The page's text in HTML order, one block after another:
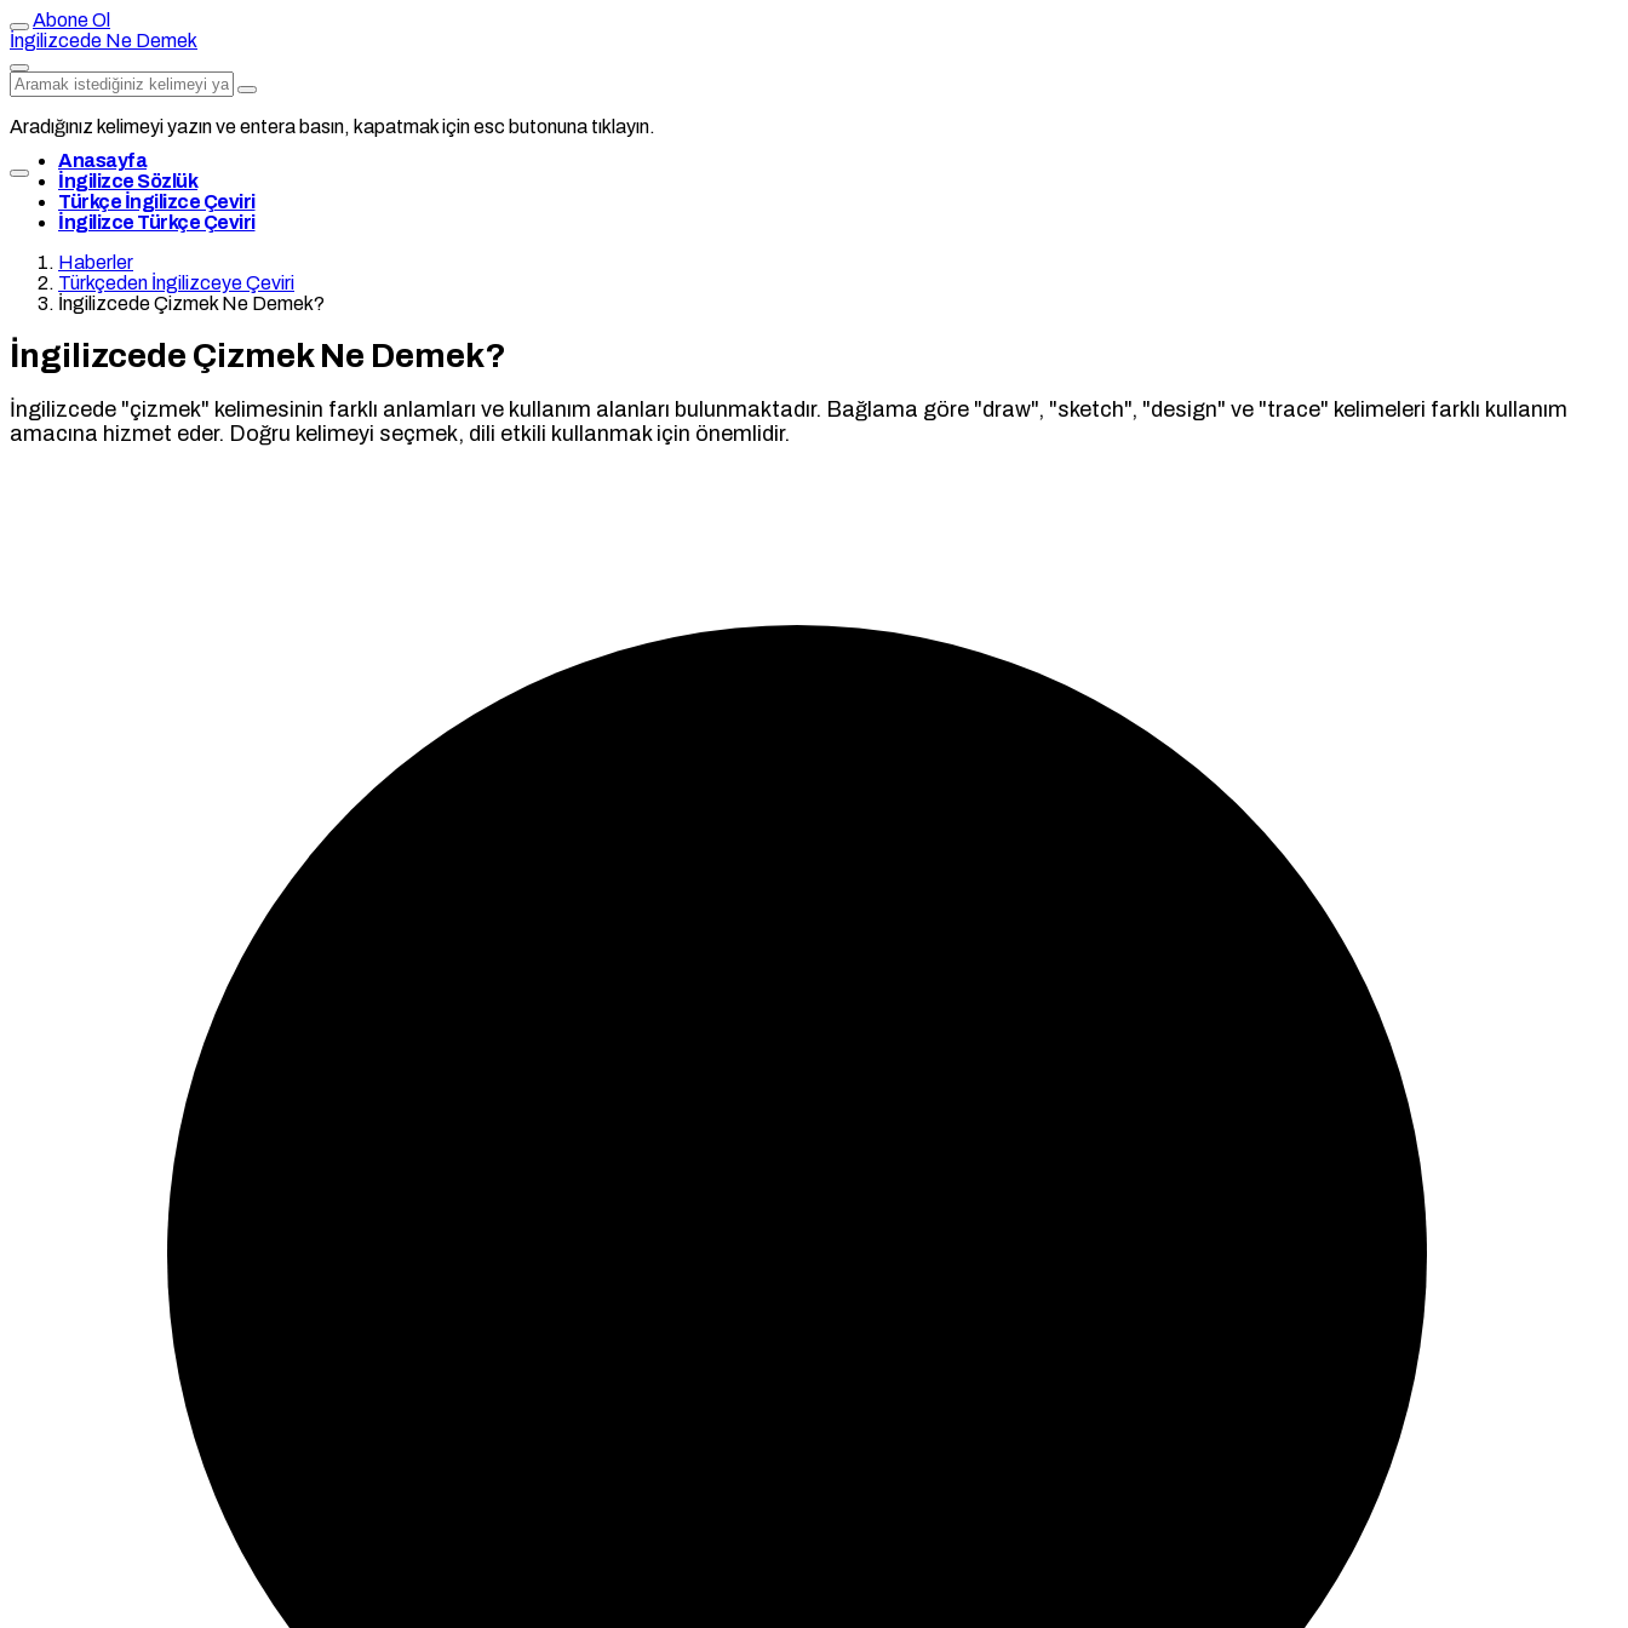
Abone Ol
İngilizcede Ne Demek
Aradığınız kelimeyi yazın ve entera basın, kapatmak için esc butonuna tıklayın.
Anasayfa
İngilizce Sözlük
Türkçe İngilizce Çeviri
İngilizce Türkçe Çeviri
Haberler
Türkçeden İngilizceye Çeviri
İngilizcede Çizmek Ne Demek?
İngilizcede Çizmek Ne Demek?
İngilizcede "çizmek" kelimesinin farklı anlamları ve kullanım alanları bulunmaktadır. Bağlama göre "draw", "sketch", "design" ve "trace" kelimeleri farklı kullanım
amacına hizmet eder. Doğru kelimeyi seçmek, dili etkili kullanmak için önemlidir.